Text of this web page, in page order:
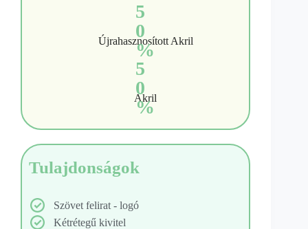
5
0
%
Újrahasznosított Akril
5
0
%
Akril
Tulajdonságok
Szövet felirat - logó
Kétrétegű kivitel